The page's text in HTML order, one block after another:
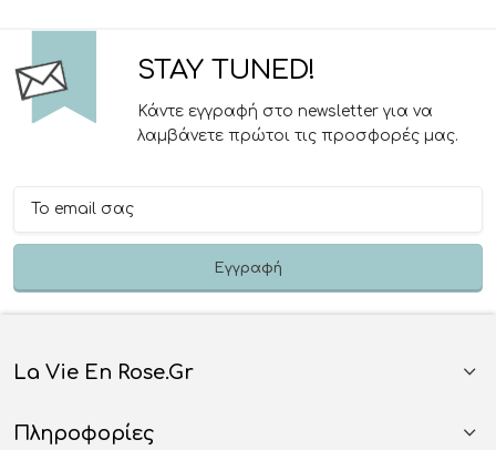
STAY TUNED!
Κάντε εγγραφή στο newsletter για να
λαμβάνετε πρώτοι τις προσφορές μας.
La Vie En Rose.gr
Πληροφορίες